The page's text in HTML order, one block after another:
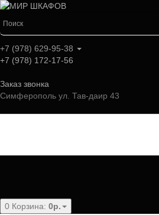
+7 (978) 629-95-38
+7 (978) 172-17-56
Заказ звонка
Симферополь ул. Тав-даир 43
0 Корзина: 0р.